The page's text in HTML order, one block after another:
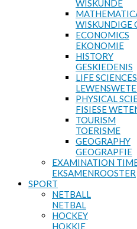
WISKUNDE
WISKUNDIGE
ECONOMICS
EKONOMIE
HISTORY
GESKIEDENIS
LIFE SCIENCES
PHYSICAL
FISIESE
TOURISM
TOERISME
GEOGRAPHY
GEOGRAPFIE
EXAMINATION
EKSAMENROOSTER
SPORT
NETBALL
NETBAL
HOCKEY
HOKKIE